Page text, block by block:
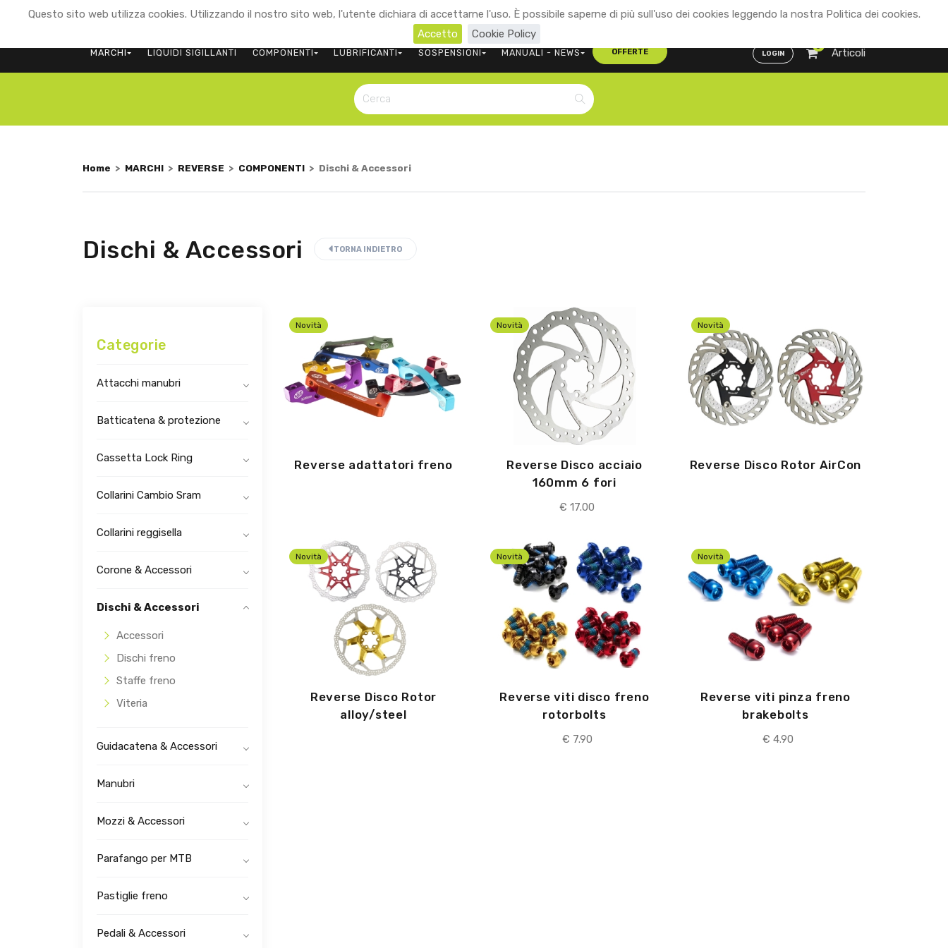
Questo sito web utilizza cookies. Utilizzando il nostro sito web, l'utente dichiara di accettarne l'uso. È possibile saperne di più sull'uso dei cookies leggendo la nostra Politica dei cookies.
Accetto
Cookie Policy
+39 0473 563107 CONTATTACI Distributori ENG ITA
MARCHI LIQUIDI SIGILLANTI COMPONENTI LUBRIFICANTI SOSPENSIONI MANUALI - NEWS OFFERTE LOGIN
0
Articoli
Home > MARCHI > REVERSE > COMPONENTI > Dischi & Accessori
Dischi & Accessori TORNA INDIETRO
Novità
Reverse adattatori freno
Novità
Reverse Disco acciaio
160mm 6 fori
€ 17.00
Novità
Reverse Disco Rotor AirCon
Novità
Reverse Disco Rotor
alloy/steel
Novità
Reverse viti disco freno
rotorbolts
€ 7.90
Novità
Reverse viti pinza freno
brakebolts
€ 4.90
Categorie
Attacchi manubri
Batticatena & protezione
Cassetta Lock Ring
Collarini Cambio Sram
Collarini reggisella
Corone & Accessori
Dischi & Accessori
Accessori
Dischi freno
Staffe freno
Viteria
Guidacatena & Accessori
Manubri
Mozzi & Accessori
Parafango per MTB
Pastiglie freno
Pedali & Accessori